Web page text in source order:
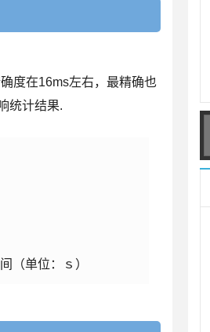
度在16ms左右，最精确也
统计结果.
单位：ｓ）